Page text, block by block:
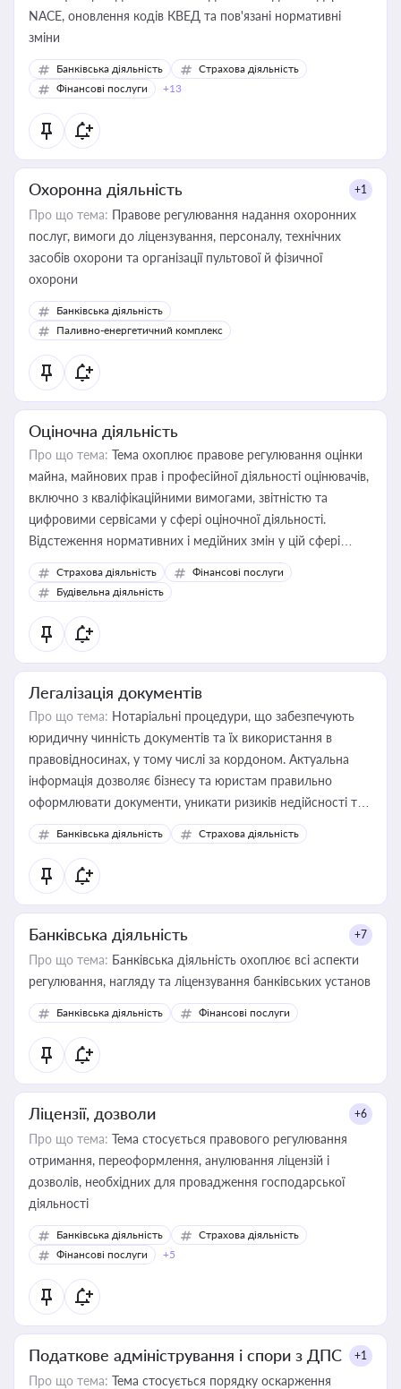
NACE, оновлення кодів КВЕД та пов'язані нормативні
зміни
Банківська діяльність
Страхова діяльність
Фінансові послуги
+13
Охоронна діяльність +1
Про що тема: Правове регулювання надання охоронних
послуг, вимоги до ліцензування, персоналу, технічних
засобів охорони та організації пультової й фізичної
охорони
Банківська діяльність
Паливно-енергетичний комплекс
Оціночна діяльність
Про що тема: Тема охоплює правове регулювання оцінки
майна, майнових прав і професійної діяльності оцінювачів,
включно з кваліфікаційними вимогами, звітністю та
цифровими сервісами у сфері оціночної діяльності.
Відстеження нормативних і медійних змін у цій сфері
корисне для власника бізнесу, керівника, юриста або
бухгалтера під час оподаткування, приватизації, оренди
державного майна, корпоративних угод і перевірки
статусу суб'єктів оціночної діяльності
Страхова діяльність
Фінансові послуги
Будівельна діяльність
Легалізація документів
Про що тема: Нотаріальні процедури, що забезпечують
юридичну чинність документів та їх використання в
правовідносинах, у тому числі за кордоном. Актуальна
інформація дозволяє бізнесу та юристам правильно
оформлювати документи, уникати ризиків недійсності та
забезпечувати їх належне прийняття органами влади та
контрагентами
Банківська діяльність Страхова діяльність
Банківська діяльність +7
Про що тема: Банківська діяльність охоплює всі аспекти
регулювання, нагляду та ліцензування банківських установ
Банківська діяльність Фінансові послуги
Ліцензії, дозволи +6
Про що тема: Тема стосується правового регулювання
отримання, переоформлення, анулювання ліцензій і
дозволів, необхідних для провадження господарської
діяльності
Банківська діяльність
Страхова діяльність
Фінансові послуги
+5
Податкове адміністрування і спори з ДПС +1
Про що тема: Тема стосується порядку оскарження